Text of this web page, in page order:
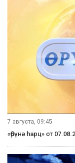
7 августа, 09:45
«Өрүнә һарц» от